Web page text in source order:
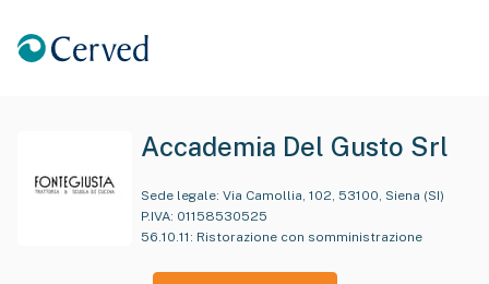
Accademia Del Gusto Srl
Sede legale: Via Camollia, 102, 53100, Siena (SI)
P.IVA: 01158530525
56.10.11 : Ristorazione con somministrazione